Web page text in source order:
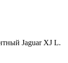
Jaguar XJ L.